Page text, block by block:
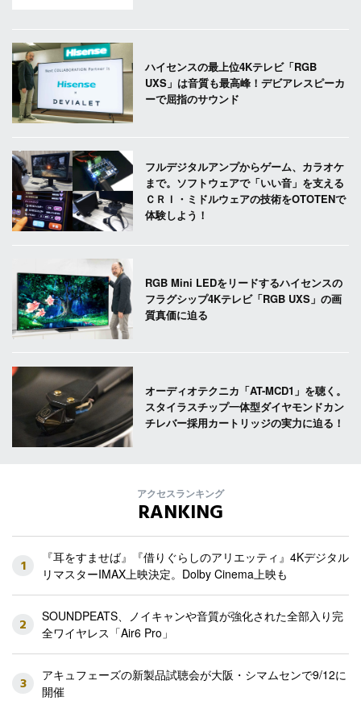
ハイセンスの最上位4Kテレビ「RGB
UXS」は音質も最高峰！デビアレスピーカ
ーで屈指のサウンド
フルデジタルアンプからゲーム、カラオケ
まで。ソフトウェアで「いい音」を支える
ＣＲＩ・ミドルウェアの技術をOTOTENで
体験しよう！
RGB Mini LEDをリードするハイセンスの
フラグシップ4Kテレビ「RGB UXS」の画
質真価に迫る
オーディオテクニカ「AT-MCD1」を聴く。
スタイラスチップ一体型ダイヤモンドカン
チレバー採用カートリッジの実力に迫る！
アクセスランキング
RANKING
1
『耳をすませば』『借りぐらしのアリエッティ』4Kデジタル
リマスターIMAX上映決定。Dolby Cinema上映も
2
SOUNDPEATS、ノイキャンや音質が強化された全部入り完
全ワイヤレス「Air6 Pro」
3
アキュフェーズの新製品試聴会が大阪・シマムセンで9/12に
開催